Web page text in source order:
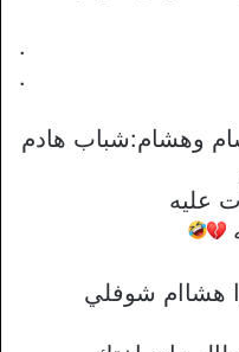
.
.
وهشام:شباب هادم
عليه
هشاام شوفلي